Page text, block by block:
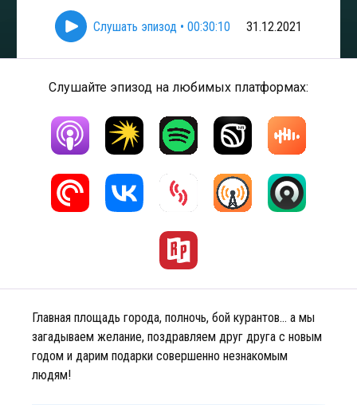
Слушать эпизод • 00:30:10 31.12.2021
Слушайте эпизод на любимых платформах:
Главная площадь города, полночь, бой курантов… а мы
загадываем желание, поздравляем друг друга с новым
годом и дарим подарки совершенно незнакомым
людям!